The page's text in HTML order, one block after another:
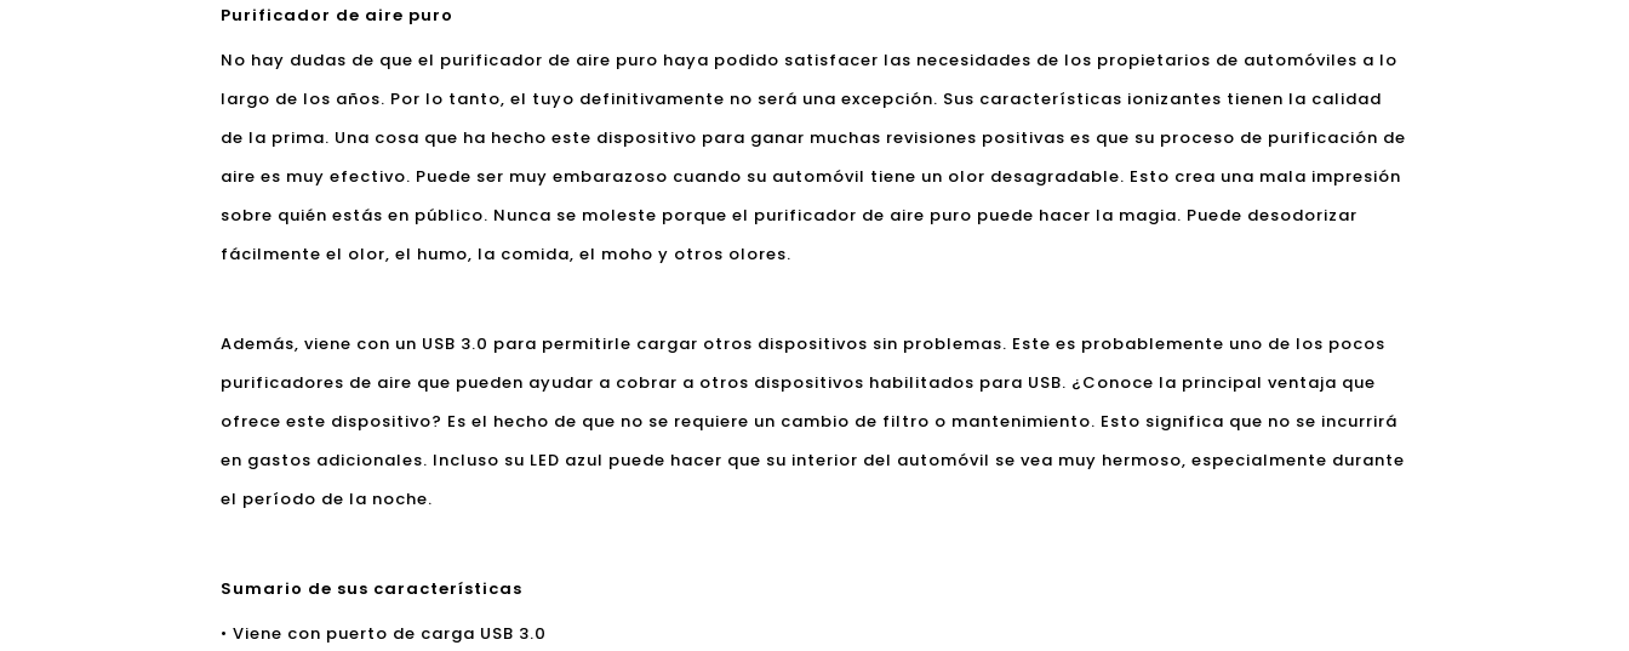
Purificador de aire puro
No hay dudas de que el purificador de aire puro haya podido satisfacer las necesidades de los propietarios de automóviles a lo
largo de los años. Por lo tanto, el tuyo definitivamente no será una excepción. Sus características ionizantes tienen la calidad
de la prima. Una cosa que ha hecho este dispositivo para ganar muchas revisiones positivas es que su proceso de purificación de
aire es muy efectivo. Puede ser muy embarazoso cuando su automóvil tiene un olor desagradable. Esto crea una mala impresión
sobre quién estás en público. Nunca se moleste porque el purificador de aire puro puede hacer la magia. Puede desodorizar
fácilmente el olor, el humo, la comida, el moho y otros olores.
Además, viene con un USB 3.0 para permitirle cargar otros dispositivos sin problemas. Este es probablemente uno de los pocos
purificadores de aire que pueden ayudar a cobrar a otros dispositivos habilitados para USB. ¿Conoce la principal ventaja que
ofrece este dispositivo? Es el hecho de que no se requiere un cambio de filtro o mantenimiento. Esto significa que no se incurrirá
en gastos adicionales. Incluso su LED azul puede hacer que su interior del automóvil se vea muy hermoso, especialmente durante
el período de la noche.
Sumario de sus características
• Viene con puerto de carga USB 3.0